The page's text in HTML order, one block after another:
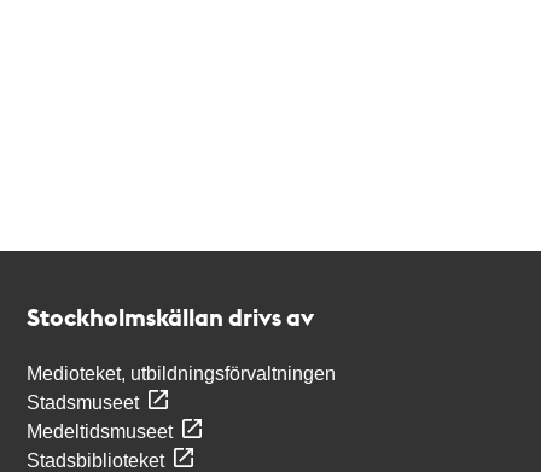
Stockholmskällan drivs av
Medioteket, utbildningsförvaltningen
Stadsmuseet
Medeltidsmuseet
Stadsbiblioteket